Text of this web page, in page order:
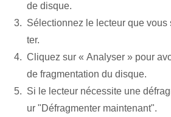
de disque.
Sélectionnez le lecteur que vous
ter.
Cliquez sur « Analyser » pour
de fragmentation du disque.
Si le lecteur nécessite une
ur "Défragmenter maintenant".